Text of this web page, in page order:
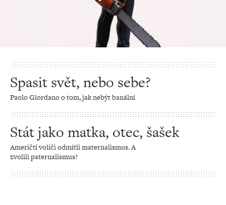
Spasit svět, nebo sebe?
Paolo Giordano o tom, jak nebýt banální
Stát jako matka, otec, šašek
Američtí voliči odmítli maternalismus. A
zvolili paternalismus?